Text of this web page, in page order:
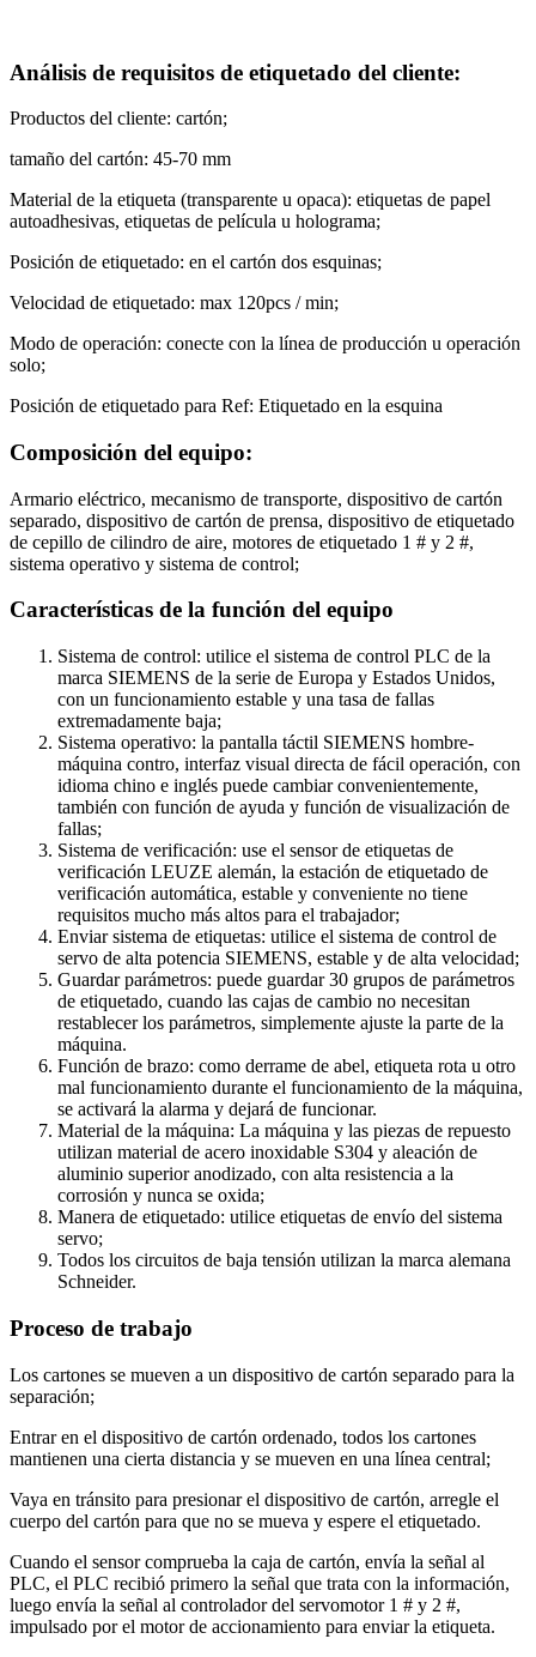
Análisis de requisitos de etiquetado del cliente:
Productos del cliente: cartón;
tamaño del cartón: 45-70 mm
Material de la etiqueta (transparente u opaca): etiquetas de papel
autoadhesivas, etiquetas de película u holograma;
Posición de etiquetado: en el cartón dos esquinas;
Velocidad de etiquetado: max 120pcs / min;
Modo de operación: conecte con la línea de producción u operación
solo;
Posición de etiquetado para Ref: Etiquetado en la esquina
Composición del equipo:
Armario eléctrico, mecanismo de transporte, dispositivo de cartón
separado, dispositivo de cartón de prensa, dispositivo de etiquetado
de cepillo de cilindro de aire, motores de etiquetado 1 # y 2 #,
sistema operativo y sistema de control;
Características de la función del equipo
Sistema de control: utilice el sistema de control PLC de la
marca SIEMENS de la serie de Europa y Estados Unidos,
con un funcionamiento estable y una tasa de fallas
extremadamente baja;
Sistema operativo: la pantalla táctil SIEMENS hombre-
máquina contro, interfaz visual directa de fácil operación, con
idioma chino e inglés puede cambiar convenientemente,
también con función de ayuda y función de visualización de
fallas;
Sistema de verificación: use el sensor de etiquetas de
verificación LEUZE alemán, la estación de etiquetado de
verificación automática, estable y conveniente no tiene
requisitos mucho más altos para el trabajador;
Enviar sistema de etiquetas: utilice el sistema de control de
servo de alta potencia SIEMENS, estable y de alta velocidad;
Guardar parámetros: puede guardar 30 grupos de parámetros
de etiquetado, cuando las cajas de cambio no necesitan
restablecer los parámetros, simplemente ajuste la parte de la
máquina.
Función de brazo: como derrame de abel, etiqueta rota u otro
mal funcionamiento durante el funcionamiento de la máquina,
se activará la alarma y dejará de funcionar.
Material de la máquina: La máquina y las piezas de repuesto
utilizan material de acero inoxidable S304 y aleación de
aluminio superior anodizado, con alta resistencia a la
corrosión y nunca se oxida;
Manera de etiquetado: utilice etiquetas de envío del sistema
servo;
Todos los circuitos de baja tensión utilizan la marca alemana
Schneider.
Proceso de trabajo
Los cartones se mueven a un dispositivo de cartón separado para la
separación;
Entrar en el dispositivo de cartón ordenado, todos los cartones
mantienen una cierta distancia y se mueven en una línea central;
Vaya en tránsito para presionar el dispositivo de cartón, arregle el
cuerpo del cartón para que no se mueva y espere el etiquetado.
Cuando el sensor comprueba la caja de cartón, envía la señal al
PLC, el PLC recibió primero la señal que trata con la información,
luego envía la señal al controlador del servomotor 1 # y 2 #,
impulsado por el motor de accionamiento para enviar la etiqueta.